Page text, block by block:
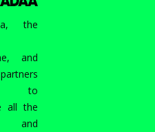
the
and
to
all the
and